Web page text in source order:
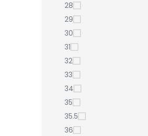
28
29
30
31
32
33
34
35
35.5
36